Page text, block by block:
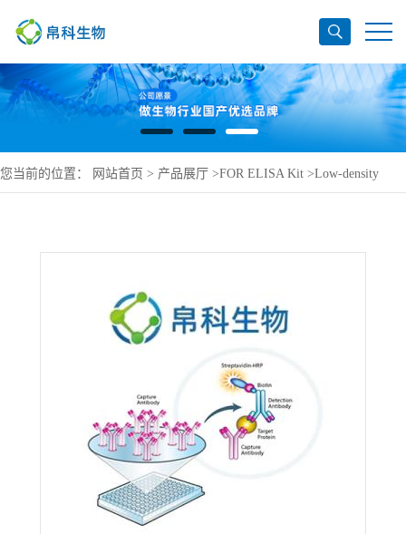
您当前的位置： 网站首页 > 产品展厅 >FOR ELISA Kit >Low-density